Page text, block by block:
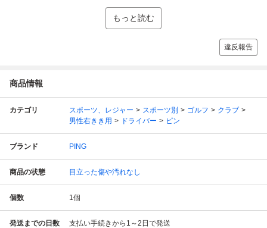
もっと読む
違反報告
商品情報
カテゴリ スポーツ、レジャー スポーツ別 ゴルフ
クラブ
男性右きき用
ドライバー ピン
ブランド PING
商品の状態 目立った傷や汚れなし
個数 1個
発送までの日数 支払い手続きから1～2日で発送